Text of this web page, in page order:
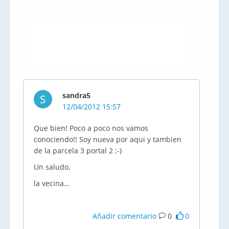
S
sandra5
12/04/2012 15:57
Que bien! Poco a poco nos vamos
conociendo!! Soy nueva por aqui y tambien
de la parcela 3 portal 2 ;-)
Un saludo,
la vecina...
Añadir comentario 0 0